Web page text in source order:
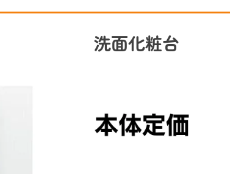
洗面化粧台